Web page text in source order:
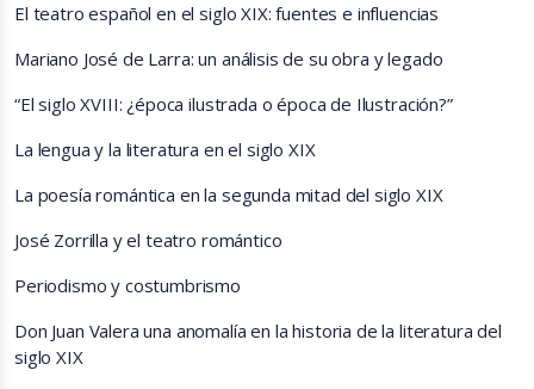
El teatro español en el siglo XIX: fuentes e influencias
Mariano José de Larra: un análisis de su obra y legado
“El siglo XVIII: ¿época ilustrada o época de Ilustración?”
La lengua y la literatura en el siglo XIX
La poesía romántica en la segunda mitad del siglo XIX
José Zorrilla y el teatro romántico
Periodismo y costumbrismo
Don Juan Valera una anomalía en la historia de la literatura del
siglo XIX